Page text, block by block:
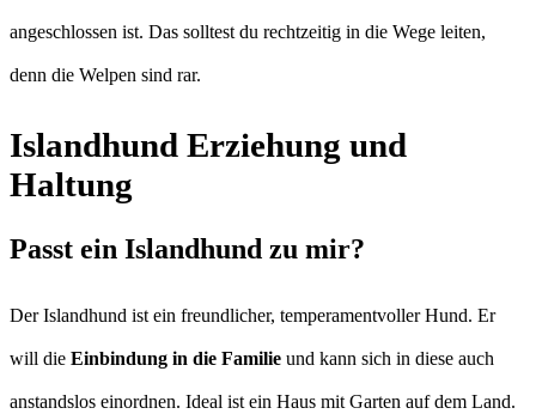
angeschlossen ist. Das solltest du rechtzeitig in die Wege leiten,
denn die Welpen sind rar.
Islandhund Erziehung und
Haltung
Passt ein Islandhund zu mir?
Der Islandhund ist ein freundlicher, temperamentvoller Hund. Er
will die Einbindung in die Familie und kann sich in diese auch
anstandslos einordnen. Ideal ist ein Haus mit Garten auf dem Land.